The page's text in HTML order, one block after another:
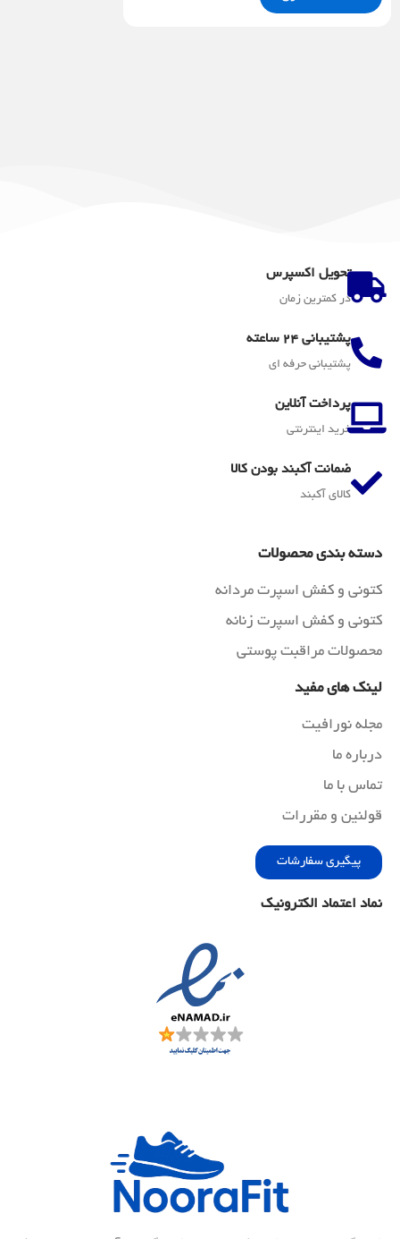
تحویل اکسپرس
در کمترین زمان
پشتیبانی 24 ساعته
پشتیبانی حرفه ای
پرداخت آنلاین
خرید اینترنتی
ضمانت آکبند بودن کالا
کالای آکبند
دسته بندی محصولات
کتونی و کفش اسپرت مردانه
کتونی و کفش اسپرت زنانه
محصولات مراقبت پوستی
لینک های مفید
مجله نورافیت
درباره ما
تماس با ما
قولنین و مقررات
پیگیری سفارشات
نماد اعتماد الکترونیک